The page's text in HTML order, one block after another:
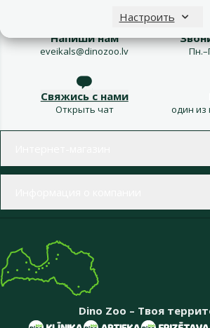
Настроить
Напиши нам
eveikals@dinozoo.lv
Свяжись с нами
Открыть чат один из
Dino Zoo – Твоя